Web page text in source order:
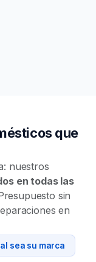
que
nuestros
en todas las
sin
en
sea su marca